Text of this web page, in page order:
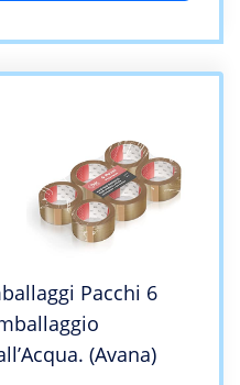
Pacchi 6
(Avana)